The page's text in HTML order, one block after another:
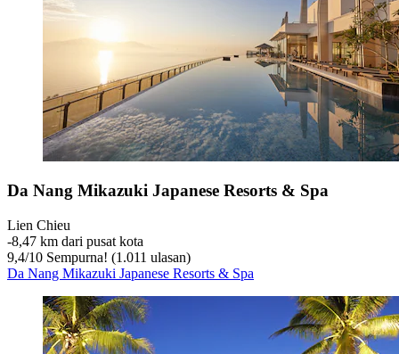
Da Nang Mikazuki Japanese Resorts & Spa
Lien Chieu
‐8,47 km dari pusat kota
9,4/10 Sempurna! (1.011 ulasan)
Da Nang Mikazuki Japanese Resorts & Spa